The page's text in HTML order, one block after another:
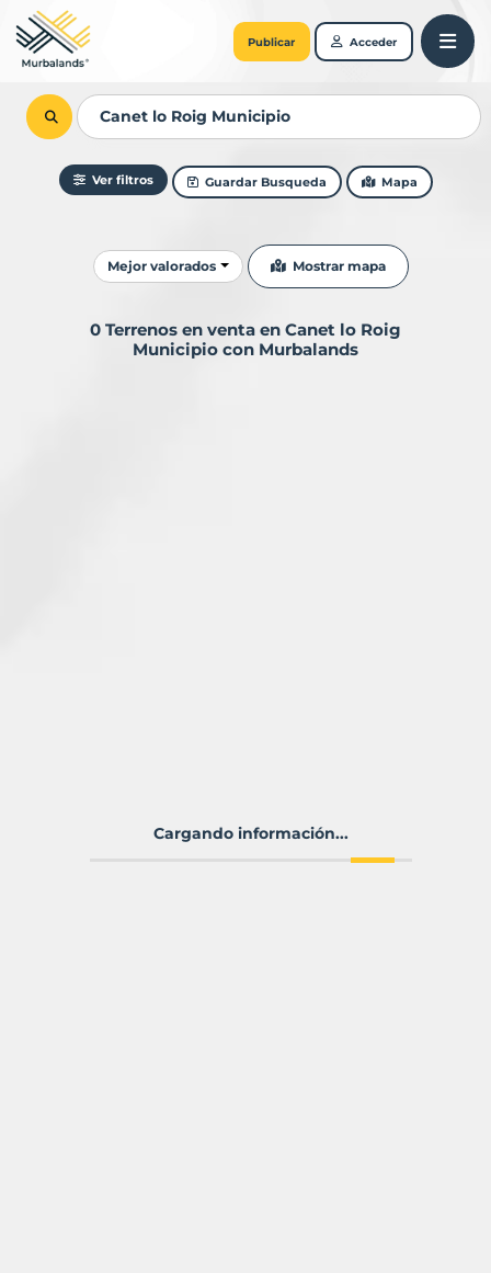
Publicar Acceder
Ver filtros Guardar Busqueda Mapa
Ordenar resultados
Mejor valorados Mostrar mapa
0 Terrenos en venta en Canet lo Roig
Municipio con Murbalands
Cargando información...